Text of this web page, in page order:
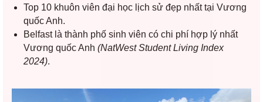
Top 10 khuôn viên đại học lịch sử đẹp nhất tại Vương
quốc Anh.
Belfast là thành phố sinh viên có chi phí hợp lý nhất
Vương quốc Anh (NatWest Student Living Index
2024).